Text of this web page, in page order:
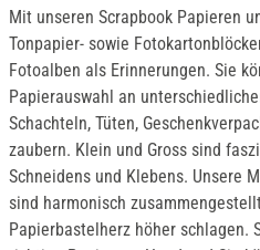
Mit unseren Scrapbook Papieren
Tonpapier- sowie
Fotoalben als Erinnerungen. Sie
Papierauswahl an
Schachteln, Tüten,
zaubern. Klein und Gross sind
Schneidens und Klebens. Unsere
sind harmonisch
Papierbastelherz höher schlagen.